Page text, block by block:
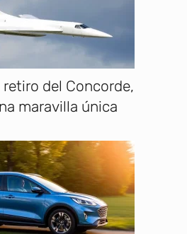
del Concorde,
maravilla única